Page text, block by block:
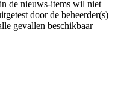
de nieuws-items wil niet
door de beheerder(s)
gevallen beschikbaar